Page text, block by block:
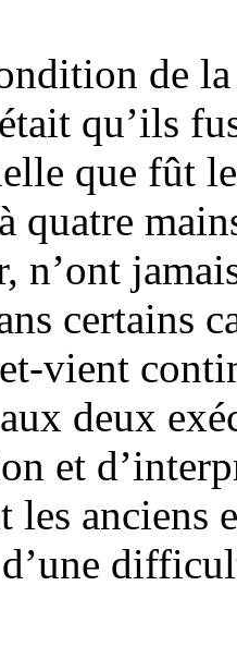
de
qu’ils
que fût
quatre
n’ont
certains
vient
deux
et
les anciens